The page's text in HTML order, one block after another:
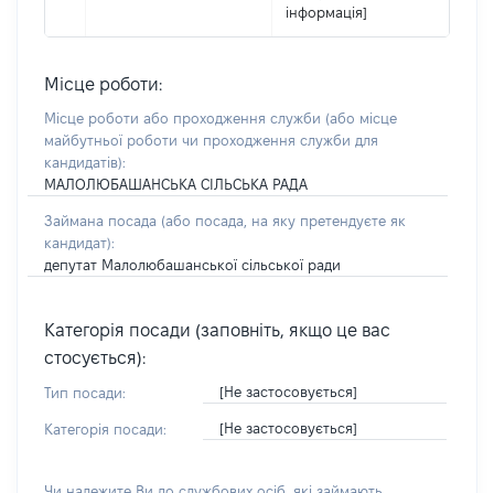
інформація]
Місце роботи:
Місце роботи або проходження служби (або місце
майбутньої роботи чи проходження служби для
кандидатів):
МАЛОЛЮБАШАНСЬКА СІЛЬСЬКА РАДА
Займана посада (або посада, на яку претендуєте як
кандидат):
депутат Малолюбашанської сільської ради
Категорія посади (заповніть, якщо це вас
стосується):
Тип посади: [Не застосовується]
Категорія посади: [Не застосовується]